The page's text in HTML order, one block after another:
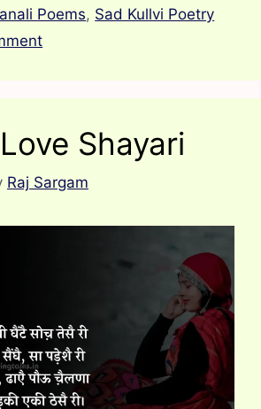
Poems, Sad Kullvi Poetry
Shayari
Raj Sargam